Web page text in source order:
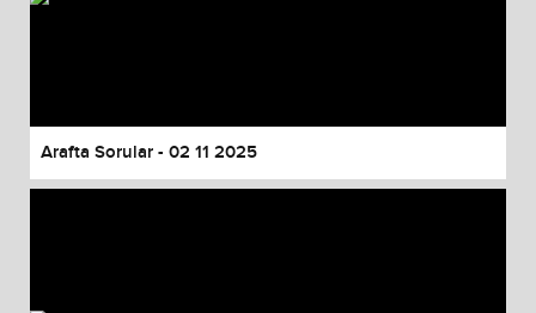
Arafta Sorular - 02 11 2025